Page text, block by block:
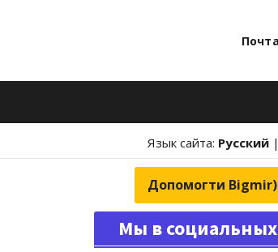
Почта
Язык сайта: Русский |
Допомогти
Мы в социальных